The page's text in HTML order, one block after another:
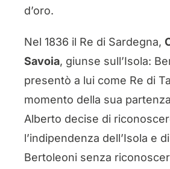
d’oro.
Nel 1836 il Re di Sardegna,
Savoia, giunse sull’Isola:
presentò a lui come Re di
momento della sua
Alberto decise di
l’indipendenza dell’Isola e
Bertoleoni senza